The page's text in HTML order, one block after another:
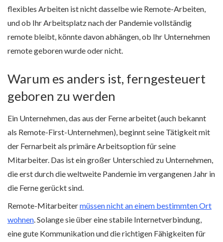
flexibles Arbeiten ist nicht dasselbe wie Remote-Arbeiten,
und ob Ihr Arbeitsplatz nach der Pandemie vollständig
remote bleibt, könnte davon abhängen, ob Ihr Unternehmen
remote geboren wurde oder nicht.
Warum es anders ist, ferngesteuert
geboren zu werden
Ein Unternehmen, das aus der Ferne arbeitet (auch bekannt
als Remote-First-Unternehmen), beginnt seine Tätigkeit mit
der Fernarbeit als primäre Arbeitsoption für seine
Mitarbeiter. Das ist ein großer Unterschied zu Unternehmen,
die erst durch die weltweite Pandemie im vergangenen Jahr in
die Ferne gerückt sind.
Remote-Mitarbeitermüssen nicht an einem bestimmten Ort
wohnen. Solange sie über eine stabile Internetverbindung,
eine gute Kommunikation und die richtigen Fähigkeiten für